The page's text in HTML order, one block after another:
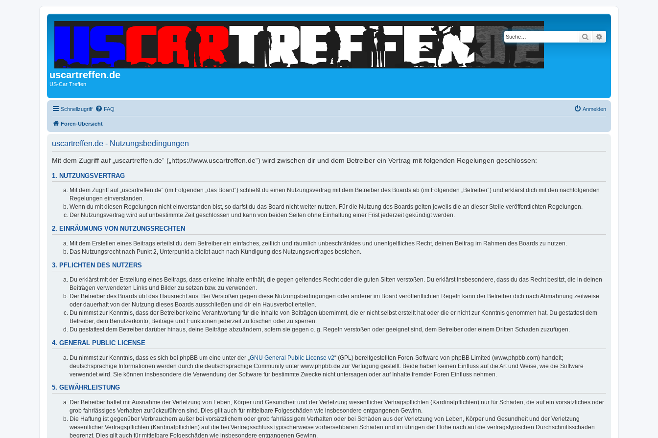
uscartreffen.de
US-Car Treffen
Suche
Schnellzugriff FAQ Anmelden
Foren-Übersicht
uscartreffen.de - Nutzungsbedingungen
Mit dem Zugriff auf „uscartreffen.de“ („https://www.uscartreffen.de“) wird zwischen dir und dem Betreiber ein Vertrag mit folgenden Regelungen geschlossen:
1. NUTZUNGSVERTRAG
Mit dem Zugriff auf „uscartreffen.de“ (im Folgenden „das Board“) schließt du einen Nutzungsvertrag mit dem Betreiber des Boards ab (im Folgenden „Betreiber“) und erklärst dich mit den nachfolgenden
Regelungen einverstanden.
Wenn du mit diesen Regelungen nicht einverstanden bist, so darfst du das Board nicht weiter nutzen. Für die Nutzung des Boards gelten jeweils die an dieser Stelle veröffentlichten Regelungen.
Der Nutzungsvertrag wird auf unbestimmte Zeit geschlossen und kann von beiden Seiten ohne Einhaltung einer Frist jederzeit gekündigt werden.
2. EINRÄUMUNG VON NUTZUNGSRECHTEN
Mit dem Erstellen eines Beitrags erteilst du dem Betreiber ein einfaches, zeitlich und räumlich unbeschränktes und unentgeltliches Recht, deinen Beitrag im Rahmen des Boards zu nutzen.
Das Nutzungsrecht nach Punkt 2, Unterpunkt a bleibt auch nach Kündigung des Nutzungsvertrages bestehen.
3. PFLICHTEN DES NUTZERS
Du erklärst mit der Erstellung eines Beitrags, dass er keine Inhalte enthält, die gegen geltendes Recht oder die guten Sitten verstoßen. Du erklärst insbesondere, dass du das Recht besitzt, die in deinen
Beiträgen verwendeten Links und Bilder zu setzen bzw. zu verwenden.
Der Betreiber des Boards übt das Hausrecht aus. Bei Verstößen gegen diese Nutzungsbedingungen oder anderer im Board veröffentlichten Regeln kann der Betreiber dich nach Abmahnung zeitweise
oder dauerhaft von der Nutzung dieses Boards ausschließen und dir ein Hausverbot erteilen.
Du nimmst zur Kenntnis, dass der Betreiber keine Verantwortung für die Inhalte von Beiträgen übernimmt, die er nicht selbst erstellt hat oder die er nicht zur Kenntnis genommen hat. Du gestattest dem
Betreiber, dein Benutzerkonto, Beiträge und Funktionen jederzeit zu löschen oder zu sperren.
Du gestattest dem Betreiber darüber hinaus, deine Beiträge abzuändern, sofern sie gegen o. g. Regeln verstoßen oder geeignet sind, dem Betreiber oder einem Dritten Schaden zuzufügen.
4. GENERAL PUBLIC LICENSE
Du nimmst zur Kenntnis, dass es sich bei phpBB um eine unter der „ GNU General Public License v2“ (GPL) bereitgestellten Foren-Software von phpBB Limited (www.phpbb.com) handelt;
deutschsprachige Informationen werden durch die deutschsprachige Community unter www.phpbb.de zur Verfügung gestellt. Beide haben keinen Einfluss auf die Art und Weise, wie die Software
verwendet wird. Sie können insbesondere die Verwendung der Software für bestimmte Zwecke nicht untersagen oder auf Inhalte fremder Foren Einfluss nehmen.
5. GEWÄHRLEISTUNG
Der Betreiber haftet mit Ausnahme der Verletzung von Leben, Körper und Gesundheit und der Verletzung wesentlicher Vertragspflichten (Kardinalpflichten) nur für Schäden, die auf ein vorsätzliches oder
grob fahrlässiges Verhalten zurückzuführen sind. Dies gilt auch für mittelbare Folgeschäden wie insbesondere entgangenen Gewinn.
Die Haftung ist gegenüber Verbrauchern außer bei vorsätzlichem oder grob fahrlässigem Verhalten oder bei Schäden aus der Verletzung von Leben, Körper und Gesundheit und der Verletzung
wesentlicher Vertragspflichten (Kardinalpflichten) auf die bei Vertragsschluss typischerweise vorhersehbaren Schäden und im übrigen der Höhe nach auf die vertragstypischen Durchschnittsschäden
begrenzt. Dies gilt auch für mittelbare Folgeschäden wie insbesondere entgangenen Gewinn.